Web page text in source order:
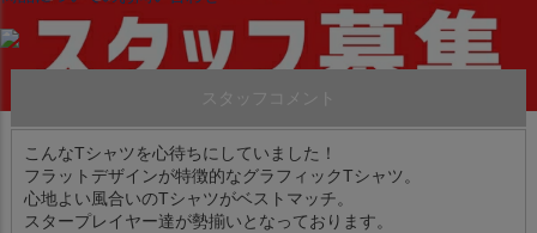
スタッフコメント
こんなTシャツを心待ちにしていました！
フラットデザインが特徴的なグラフィックTシャツ。
心地よい風合いのTシャツがベストマッチ。
スタープレイヤー達が勢揃いとなっております。